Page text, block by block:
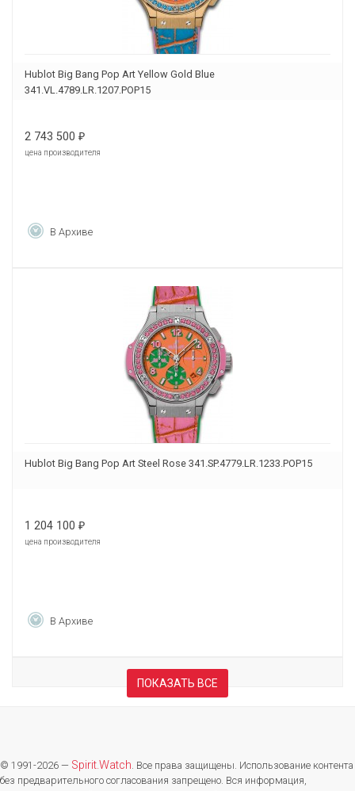
Hublot Big Bang Pop Art Yellow Gold Blue
341.VL.4789.LR.1207.POP15
2 743 500 ₽
цена производителя
В Архиве
Hublot Big Bang Pop Art Steel Rose 341.SP.4779.LR.1233.POP15
1 204 100 ₽
цена производителя
В Архиве
ПОКАЗАТЬ ВСЕ
© 1991-2026 — Spirit.Watch. Все права защищены. Использование контента
без предварительного согласования запрещено. Вся информация,